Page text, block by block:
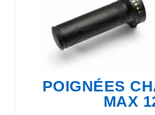
POIGNÉES
MAX